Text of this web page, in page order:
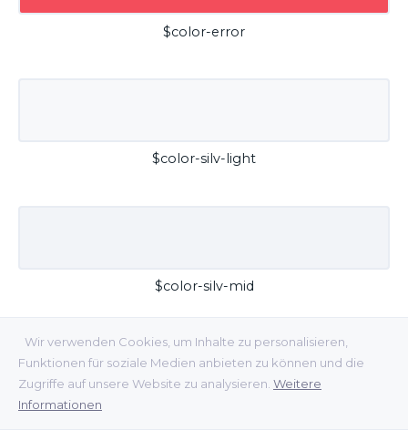
Wir verwenden Cookies, um Inhalte zu personalisieren,
Funktionen für soziale Medien anbieten zu können und die
Zugriffe auf unsere Website zu analysieren. Weitere
Informationen
$color-error
$color-silv-light
$color-silv-mid